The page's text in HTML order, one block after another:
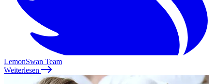
LemonSwan Team
Weiterlesen